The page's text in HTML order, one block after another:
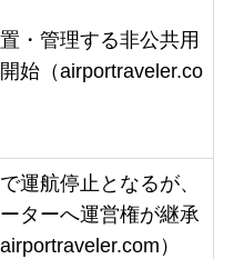
・管理する非公共用
始（airportraveler.co
運航停止となるが、
ターへ運営権が継承
）